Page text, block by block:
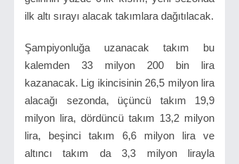
ilk altı sırayı alacak takımlara dağıtılacak.
Şampiyonluğa uzanacak takım bu
kalemden 33 milyon 200 bin lira
kazanacak. Lig ikincisinin 26,5 milyon lira
alacağı sezonda, üçüncü takım 19,9
milyon lira, dördüncü takım 13,2 milyon
lira, beşinci takım 6,6 milyon lira ve
altıncı takım da 3,3 milyon lirayla